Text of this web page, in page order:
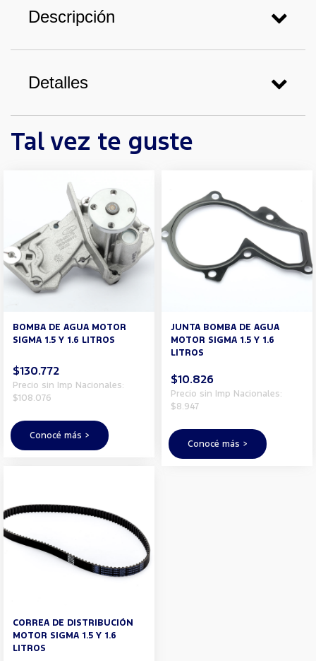
Descripción
Detalles
Tal vez te guste
BOMBA DE AGUA MOTOR
SIGMA 1.5 Y 1.6 LITROS
$130.772
Precio sin Imp Nacionales:
$108.076
Conocé más >
JUNTA BOMBA DE AGUA
MOTOR SIGMA 1.5 Y 1.6
LITROS
$10.826
Precio sin Imp Nacionales:
$8.947
Conocé más >
CORREA DE DISTRIBUCIÓN
MOTOR SIGMA 1.5 Y 1.6
LITROS